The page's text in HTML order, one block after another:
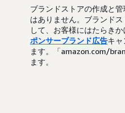
ブランドストアの作成と
はありません。ブランド
して、お客様にはたらき
ポンサーブランド広告キ
ます。「amazon.com/
ます。